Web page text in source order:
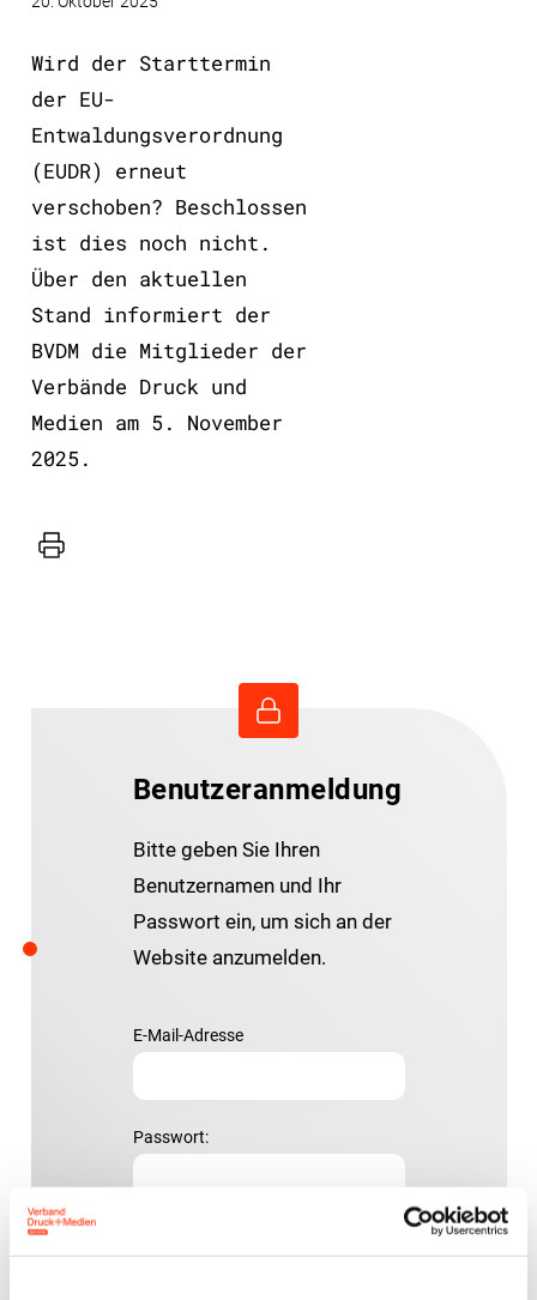
Wird der Starttermin
der EU-
Entwaldungsverordnung
(EUDR) erneut
verschoben? Beschlossen
ist dies noch nicht.
Über den aktuellen
Stand informiert der
BVDM die Mitglieder der
Verbände Druck und
Medien am 5. November
2025.
Drucker
Benutzeranmeldung
Bitte geben Sie Ihren
Benutzernamen und Ihr
Passwort ein, um sich an der
Website anzumelden.
E-Mail-Adresse
Passwort: